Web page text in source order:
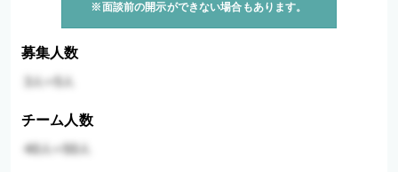
※面談前の開示ができない場合もあります。
募集人数
チーム人数